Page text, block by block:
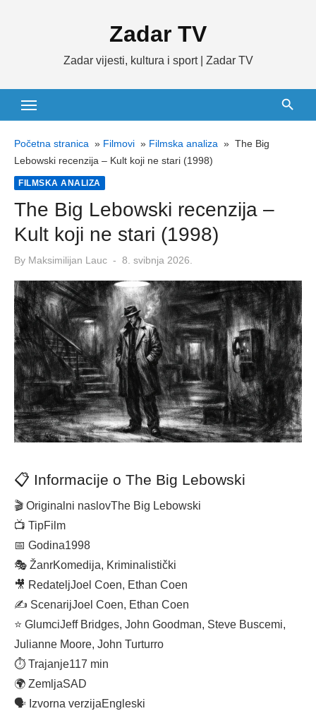
Zadar TV
Zadar vijesti, kultura i sport | Zadar TV
Početna stranica » Filmovi » Filmska analiza » The Big
Lebowski recenzija – Kult koji ne stari (1998)
FILMSKA ANALIZA
The Big Lebowski recenzija –
Kult koji ne stari (1998)
By Maksimilijan Lauc
Posted
8. svibnja 2026.
📋 Informacije o The Big Lebowski
🎬 Originalni naslovThe Big Lebowski
📺 TipFilm
📅 Godina1998
🎭 ŽanrKomedija, Kriminalistički
🎥 RedateljJoel Coen, Ethan Coen
✍️ ScenarijJoel Coen, Ethan Coen
⭐ GlumciJeff Bridges, John Goodman, Steve Buscemi,
Julianne Moore, John Turturro
⏱ Trajanje117 min
🌍 ZemljaSAD
🗣 Izvorna verzijaEngleski